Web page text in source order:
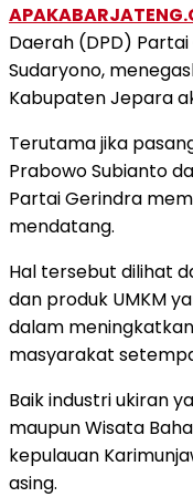
Daerah (DPD)
Sudaryono,
Kabupaten Jepara
Terutama jika
Prabowo Subianto
Partai Gerindra
mendatang.
Hal tersebut dilihat
dan produk UMKM
dalam
masyarakat
Baik industri ukiran
maupun Wisata
kepulauan
asing.